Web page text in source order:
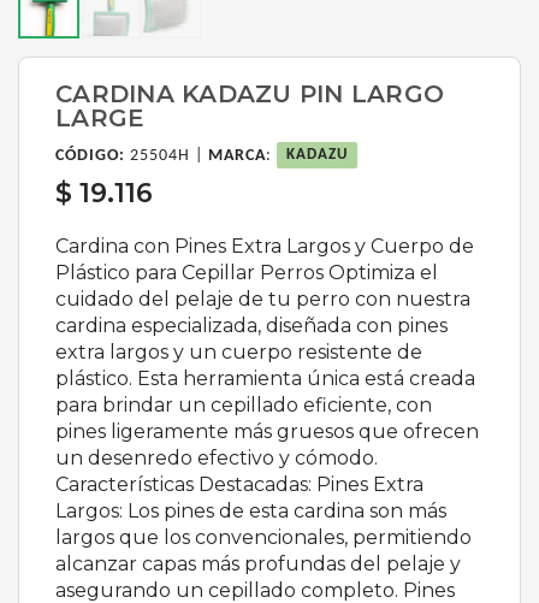
CARDINA KADAZU PIN LARGO
LARGE
CÓDIGO: 25504H | MARCA: KADAZU
$ 19.116
Cardina con Pines Extra Largos y Cuerpo de
Plástico para Cepillar Perros Optimiza el
cuidado del pelaje de tu perro con nuestra
cardina especializada, diseñada con pines
extra largos y un cuerpo resistente de
plástico. Esta herramienta única está creada
para brindar un cepillado eficiente, con
pines ligeramente más gruesos que ofrecen
un desenredo efectivo y cómodo.
Características Destacadas: Pines Extra
Largos: Los pines de esta cardina son más
largos que los convencionales, permitiendo
alcanzar capas más profundas del pelaje y
asegurando un cepillado completo. Pines